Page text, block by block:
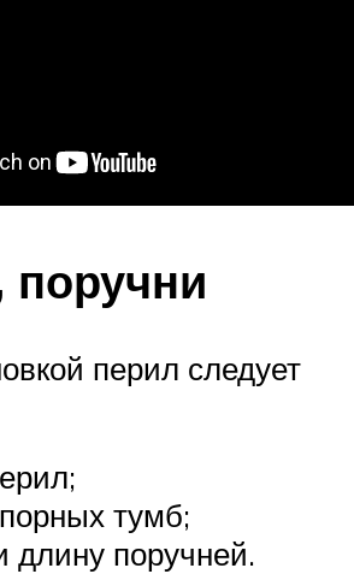
поручни
перил следует
тумб;
длину поручней.